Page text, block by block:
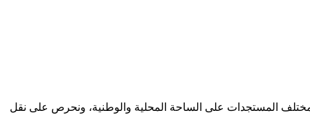
مختلف المستجدات على الساحة المحلية والوطنية، ونحرص على نقل